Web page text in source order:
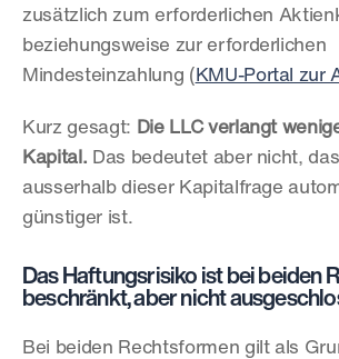
zusätzlich zum erforderlichen
beziehungsweise zur erforderlichen
Mindesteinzahlung ( KMU-Portal zur
Kurz gesagt: Die LLC verlangt
Kapital. Das bedeutet aber nicht,
ausserhalb dieser Kapitalfrage
günstiger ist.
Das Haftungsrisiko ist bei beiden
beschränkt, aber nicht
Bei beiden Rechtsformen gilt als